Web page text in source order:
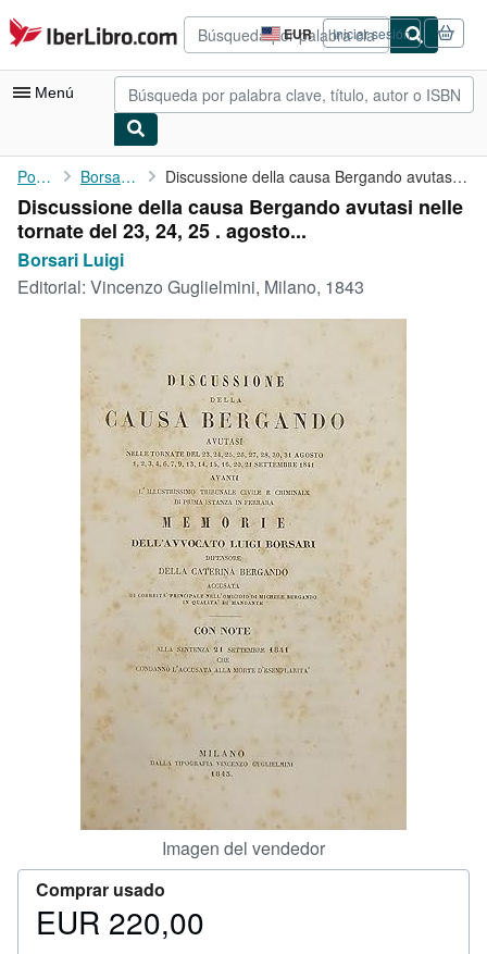
Pasar al contenido principal
IberLibro.com EUR
Preferencias
de
compra
del
Iniciar sesión
Menú
Mi cuenta
Consultar mis pedidos
Búsqueda avanzada
Colecciones
Vendedores
Comenzar a vender
CERRAR
Portada Borsari Luigi Discussione della causa Bergando avutasi nelle tornate del 23, ...
Discussione della causa Bergando avutasi nelle
tornate del 23, 24, 25 . agosto...
Borsari Luigi
Editorial: Vincenzo Guglielmini, Milano, 1843
Imagen del vendedor
Comprar usado
Precio
EUR 220,00